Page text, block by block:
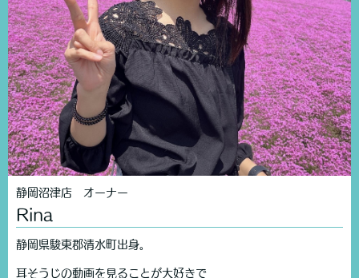
静岡沼津店 オーナー
Rina
静岡県駿東郡清水町出身。
耳そうじの動画を見ることが大好きで